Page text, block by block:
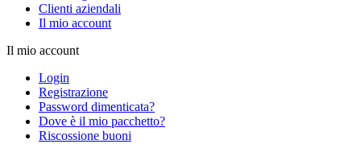
Clienti aziendali
Il mio account
Il mio account
Login
Registrazione
Password dimenticata?
Dove è il mio pacchetto?
Riscossione buoni